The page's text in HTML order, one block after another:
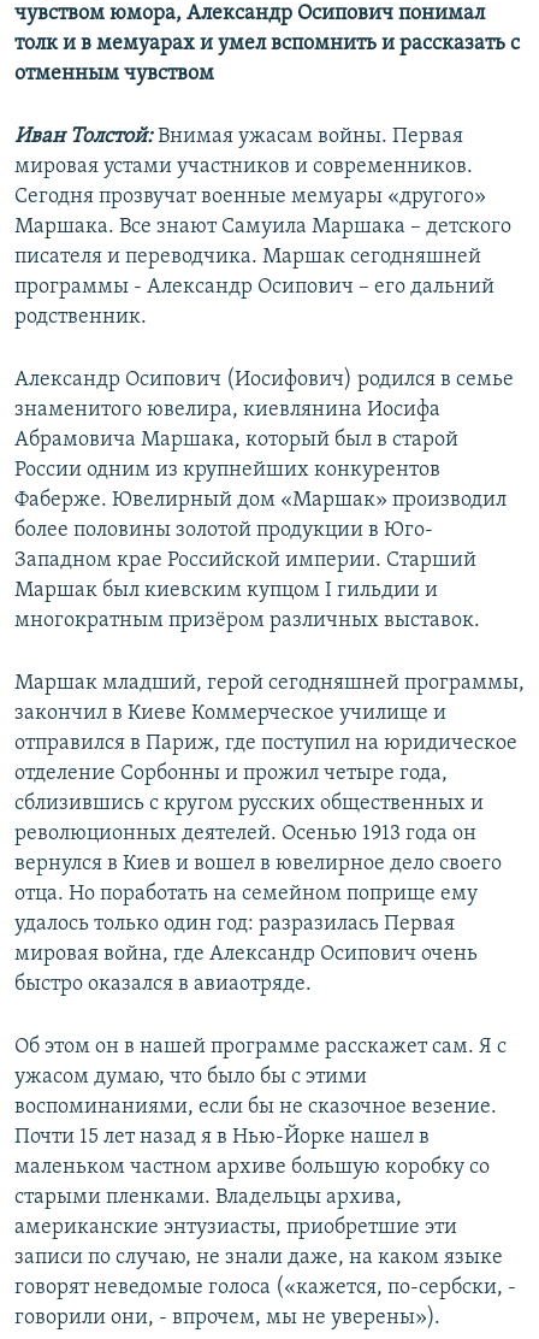
чувством юмора, Александр Осипович понимал
толк и в мемуарах и умел вспомнить и рассказать с
отменным чувством
Иван Толстой:Внимая ужасам войны. Первая
мировая устами участников и современников.
Сегодня прозвучат военные мемуары «другого»
Маршака. Все знают Самуила Маршака – детского
писателя и переводчика. Маршак сегодняшней
программы - Александр Осипович – его дальний
родственник.
Александр Осипович (Иосифович) родился в семье
знаменитого ювелира, киевлянина Иосифа
Абрамовича Маршака, который был в старой
России одним из крупнейших конкурентов
Фаберже. Ювелирный дом «Маршак» производил
более половины золотой продукции в Юго-
Западном крае Российской империи. Старший
Маршак был киевским купцом I гильдии и
многократным призёром различных выставок.
Маршак младший, герой сегодняшней программы,
закончил в Киеве Коммерческое училище и
отправился в Париж, где поступил на юридическое
отделение Сорбонны и прожил четыре года,
сблизившись с кругом русских общественных и
революционных деятелей. Осенью 1913 года он
вернулся в Киев и вошел в ювелирное дело своего
отца. Но поработать на семейном поприще ему
удалось только один год: разразилась Первая
мировая война, где Александр Осипович очень
быстро оказался в авиаотряде.
Об этом он в нашей программе расскажет сам. Я с
ужасом думаю, что было бы с этими
воспоминаниями, если бы не сказочное везение.
Почти 15 лет назад я в Нью-Йорке нашел в
маленьком частном архиве большую коробку со
старыми пленками. Владельцы архива,
американские энтузиасты, приобретшие эти
записи по случаю, не знали даже, на каком языке
говорят неведомые голоса («кажется, по-сербски, -
говорили они, - впрочем, мы не уверены»).